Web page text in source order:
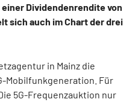
Dividendenrendite von
sich auch im Chart der drei
in Mainz die
Mobilfunkgeneration. Für
5G-Frequenzauktion nur